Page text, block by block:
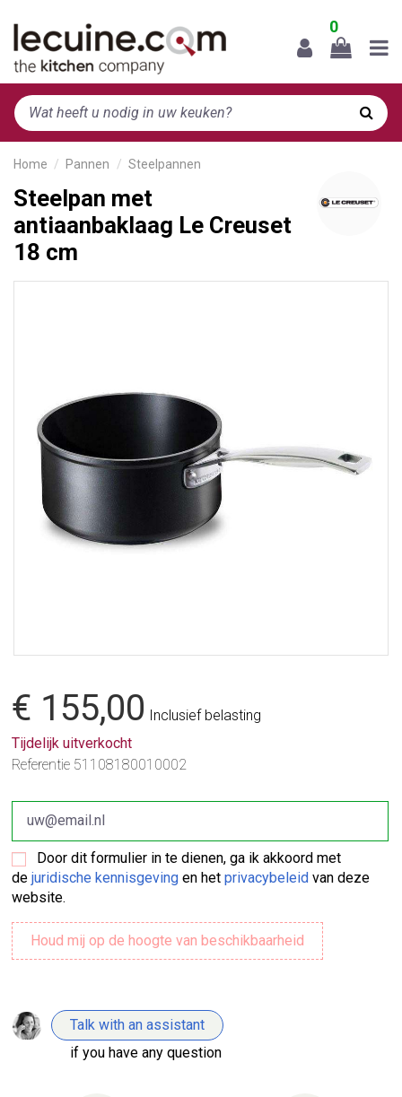
0
Home Pannen Steelpannen
Steelpan met
antiaanbaklaag Le Creuset
18 cm
€ 155,00 Inclusief belasting
Tijdelijk uitverkocht
Referentie 51108180010002
Door dit formulier in te dienen, ga ik akkoord met
dejuridische kennisgeving en hetprivacybeleid van deze
website.
Talk with an assistant
if you have any question